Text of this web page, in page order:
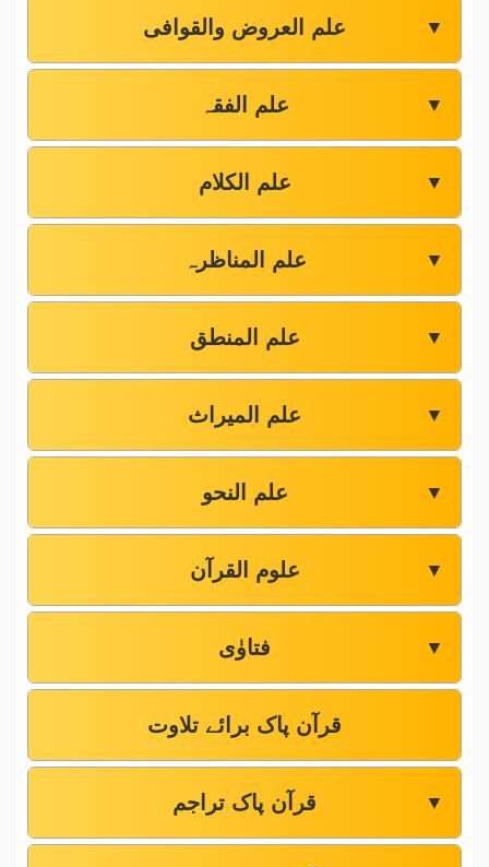
علم العروض والقوافی ▼
علم الفقہ ▼
علم الکلام ▼
علم المناظرہ ▼
علم المنطق ▼
علم المیراث ▼
علم النحو ▼
علوم القرآن ▼
فتاوٰی ▼
قرآن پاک برائے تلاوت
قرآن پاک تراجم ▼